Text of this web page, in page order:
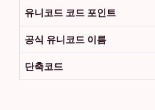
유니코드 코드 포인트
공식 유니코드 이름
단축코드